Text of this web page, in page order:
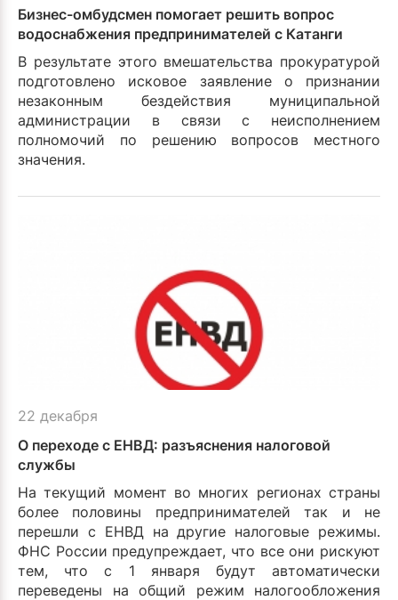
Бизнес-омбудсмен помогает решить вопрос
водоснабжения предпринимателей с Катанги
В результате этого вмешательства прокуратурой
подготовлено исковое заявление о признании
незаконным бездействия муниципальной
администрации в связи с неисполнением
полномочий по решению вопросов местного
значения.
22 декабря
О переходе с ЕНВД: разъяснения налоговой
службы
На текущий момент во многих регионах страны
более половины предпринимателей так и не
перешли с ЕНВД на другие налоговые режимы.
ФНС России предупреждает, что все они рискуют
тем, что с 1 января будут автоматически
переведены на общий режим налогообложения